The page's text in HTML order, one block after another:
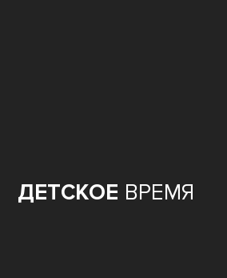
ДЕТСКОЕ ВРЕМЯ